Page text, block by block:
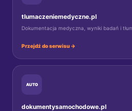
tlumaczeniemedyczne.pl
Dokumentacja medyczna, wyniki badań i
Przejdź do serwisu →
AUTO
dokumentysamochodowe.pl